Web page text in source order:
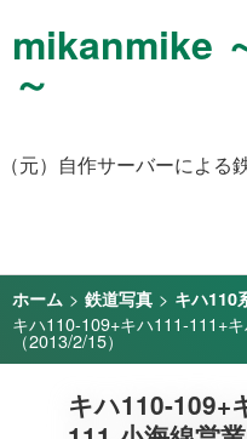
mikanmike
～
（元）自作サーバーによる
ホーム > 鉄道写真 > キハ110
キハ110-109+キハ111-111+
（2013/2/15）
キハ110-109+